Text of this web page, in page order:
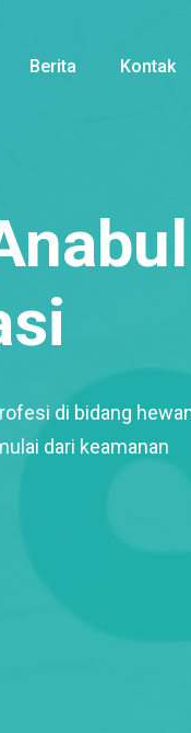
Berita Kontak
di bidang
dari keamanan